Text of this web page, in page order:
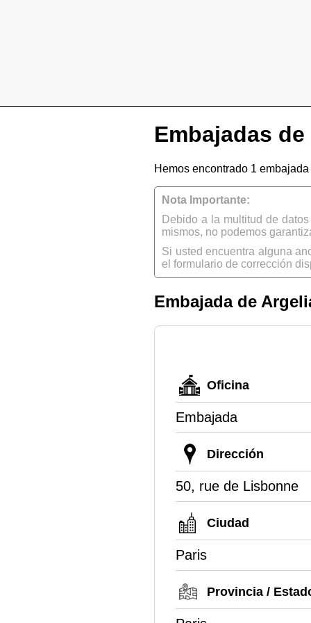
Embajadas
Hemos encontrado 1
Nota Importante:
Debido a la multitud de
mismos, no podemos
Si usted encuentra alguna
el formulario de corrección
Embajada de
Oficina
Embajada
Dirección
50, rue de Lisbonne
Ciudad
Paris
Provincia /